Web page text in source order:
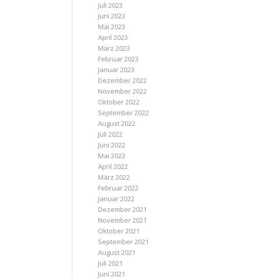
Juli 2023
Juni 2023
Mai 2023
April 2023
März 2023
Februar 2023
Januar 2023
Dezember 2022
November 2022
Oktober 2022
September 2022
August 2022
Juli 2022
Juni 2022
Mai 2022
April 2022
März 2022
Februar 2022
Januar 2022
Dezember 2021
November 2021
Oktober 2021
September 2021
August 2021
Juli 2021
Juni 2021